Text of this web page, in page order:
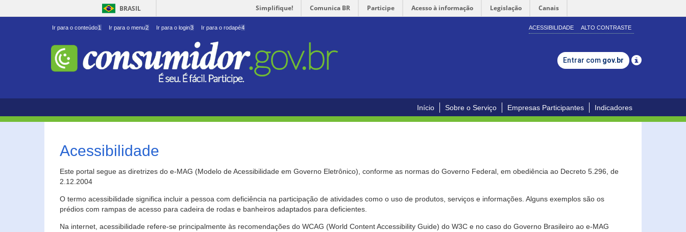
BRASIL Simplifique! Comunica BR Participe Acesso à informação Legislação Canais
Ir para o conteúdo1 Ir para o menu2 Ir para o login3 Ir para o rodapé4 ACESSIBILIDADE ALTO CONTRASTE
Entrar com gov.br
Início Sobre o Serviço Empresas Participantes Indicadores
Acessibilidade
Este portal segue as diretrizes do e-MAG (Modelo de Acessibilidade em Governo Eletrônico), conforme as normas do Governo Federal, em obediência ao Decreto 5.296, de
2.12.2004
O termo acessibilidade significa incluir a pessoa com deficiência na participação de atividades como o uso de produtos, serviços e informações. Alguns exemplos são os
prédios com rampas de acesso para cadeira de rodas e banheiros adaptados para deficientes.
Na internet, acessibilidade refere-se principalmente às recomendações do WCAG (World Content Accessibility Guide) do W3C e no caso do Governo Brasileiro ao e-MAG